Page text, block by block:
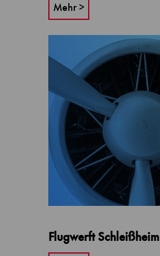
Mehr >
Flugwerft Schleißheim